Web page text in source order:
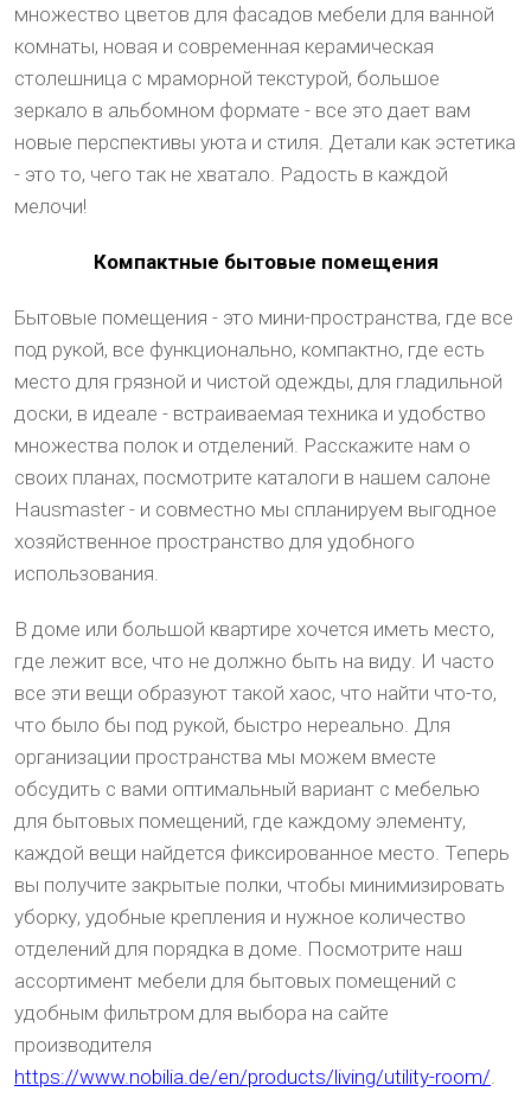
множество цветов для фасадов мебели для ванной
комнаты, новая и современная керамическая
столешница с мраморной текстурой, большое
зеркало в альбомном формате - все это дает вам
новые перспективы уюта и стиля. Детали как эстетика
- это то, чего так не хватало. Радость в каждой
мелочи!
Компактные бытовые помещения
Бытовые помещения - это мини-пространства, где все
под рукой, все функционально, компактно, где есть
место для грязной и чистой одежды, для гладильной
доски, в идеале - встраиваемая техника и удобство
множества полок и отделений. Расскажите нам о
своих планах, посмотрите каталоги в нашем салоне
Hausmaster - и совместно мы спланируем выгодное
хозяйственное пространство для удобного
использования.
В доме или большой квартире хочется иметь место,
где лежит все, что не должно быть на виду. И часто
все эти вещи образуют такой хаос, что найти что-то,
что было бы под рукой, быстро нереально. Для
организации пространства мы можем вместе
обсудить с вами оптимальный вариант с мебелью
для бытовых помещений, где каждому элементу,
каждой вещи найдется фиксированное место. Теперь
вы получите закрытые полки, чтобы минимизировать
уборку, удобные крепления и нужное количество
отделений для порядка в доме. Посмотрите наш
ассортимент мебели для бытовых помещений с
удобным фильтром для выбора на сайте
производителя
https://www.nobilia.de/en/products/living/utility-room/